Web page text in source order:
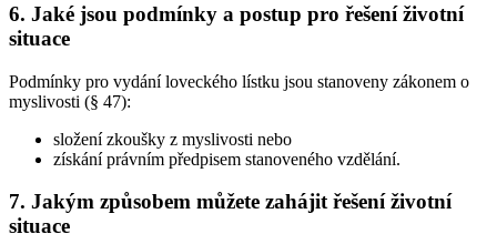
6. Jaké jsou podmínky a postup pro řešení životní
situace
Podmínky pro vydání loveckého lístku jsou stanoveny zákonem o
myslivosti (§ 47):
složení zkoušky z myslivosti nebo
získání právním předpisem stanoveného vzdělání.
7. Jakým způsobem můžete zahájit řešení životní
situace